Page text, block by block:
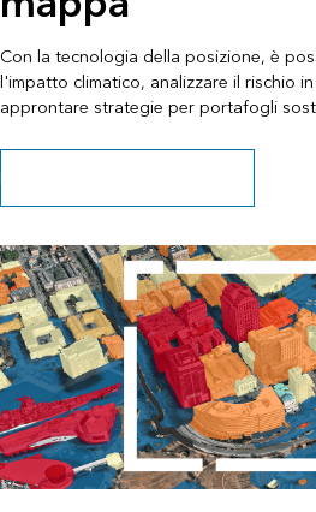
Con la tecnologia della posizione, è
l'impatto climatico, analizzare il rischio
approntare strategie per portafogli
Entra in contatto con un esperto